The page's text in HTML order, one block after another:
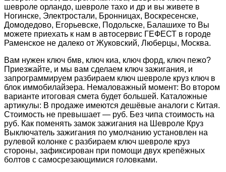
шевроле орландо, шевроле тахо и др и вы живете в
Ногинске, Электростали, Бронницах, Воскресенске,
Домодедово, Егорьевске, Подольске, Балашихе то Вы
можете приехать к нам в автосервис ГЕФЕСТ в городе
Раменское не далеко от Жуковский, Люберцы, Москва.
Вам нужен ключ бмв, ключ киа, ключ форд, ключ пежо?
Приезжайте, и мы вам сделаем ключ зажигания, и
запрограммируем разбираем ключ шевроле круз ключ в
блок иммобилайзера. Немаловажный момент: Во втором
варианте итоговая смета будет большей. Каталожные
артикулы: В продаже имеются дешёвые аналоги с Китая.
Стоимость не превышает — руб. Без чипа стоимость на
руб. Как поменять замок зажигания на Шевроле Круз
Выключатель зажигания по умолчанию установлен на
рулевой колонке с разбираем ключ шевроле круз
стороны, зафиксирован при помощи двух крепёжных
болтов с самосрезающимися головками.